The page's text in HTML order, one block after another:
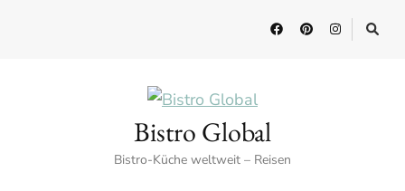
Bistro Global
Bistro-Küche weltweit – Reisen